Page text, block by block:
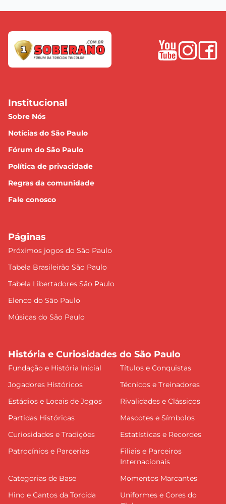
Institucional
Sobre Nós
Notícias do São Paulo
Fórum do São Paulo
Política de privacidade
Regras da comunidade
Fale conosco
Páginas
Próximos jogos do São Paulo
Tabela Brasileirão São Paulo
Tabela Libertadores São Paulo
Elenco do São Paulo
Músicas do São Paulo
História e Curiosidades do São Paulo
Fundação e História Inicial
Títulos e Conquistas
Jogadores Históricos
Técnicos e Treinadores
Estádios e Locais de Jogos
Rivalidades e Clássicos
Partidas Históricas
Mascotes e Símbolos
Curiosidades e Tradições
Estatísticas e Recordes
Patrocínios e Parcerias
Filiais e Parceiros
Internacionais
Categorias de Base
Momentos Marcantes
Hino e Cantos da Torcida
Uniformes e Cores do